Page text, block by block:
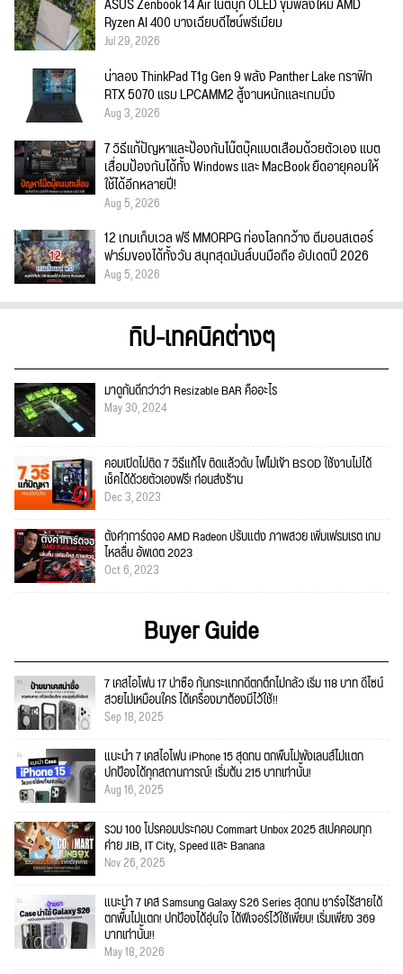
Ryzen AI 400 บางเฉียบดีไซน์พรีเมียม
Jul 29, 2026
น่าลอง ThinkPad T1g Gen 9 พลัง Panther Lake กราฟิก
RTX 5070 แรม LPCAMM2 สู้งานหนักและเกมมิ่ง
Aug 3, 2026
7 วิธีแก้ปัญหาและป้องกันโน๊ตบุ๊คแบตเสื่อมด้วยตัวเอง แบต
เสื่อมป้องกันได้ทั้ง Windows และ MacBook ยืดอายุคอมให้
ใช้ได้อีกหลายปี!
Aug 5, 2026
12 เกมเก็บเวล ฟรี MMORPG ท่องโลกกว้าง ตีมอนสเตอร์
ฟาร์มของได้ทั้งวัน สนุกสุดมันส์บนมือถือ อัปเดตปี 2026
Aug 5, 2026
ทิป-เทคนิคต่างๆ
มาดูกันดีกว่าว่า Resizable BAR คืออะไร
May 30, 2024
คอมเปิดไม่ติด 7 วิธีแก้ไข ติดแล้วดับ ไฟไม่เข้า BSOD ใช้งานไม่ได้
เช็คได้ด้วยตัวเองฟรี! ก่อนส่งร้าน
Dec 3, 2023
ตั้งค่าการ์ดจอ AMD Radeon ปรับแต่ง ภาพสวย เพิ่มเฟรมเรต เกม
ไหลลื่น อัพเดต 2023
Oct 6, 2023
Buyer Guide
7 เคสไอโฟน 17 น่าซื้อ กันกระแทกดีตกตึกไม่กลัว เริ่ม 118 บาท ดีไซน์
สวยไม่เหมือนใคร ได้เครื่องมาต้องมีไว้ใช้!!
Sep 18, 2025
แนะนำ 7 เคสไอโฟน iPhone 15 สุดทน ตกพื้นไม่พังเลนส์ไม่แตก
ปกป้องได้ทุกสถานการณ์! เริ่มต้น 215 บาทเท่านั้น!
Aug 16, 2025
รวม 100 โปรคอมประกอบ Commart Unbox 2025 สเปคคอมทุก
ค่าย JIB, IT City, Speed และ Banana
Nov 26, 2025
แนะนำ 7 เคส Samsung Galaxy S26 Series สุดทน ชาร์จไร้สายได้
ตกพื้นไม่แตก! ปกป้องได้อุ่นใจ ได้ฟีเจอร์ไว้ใช้เพียบ! เริ่มเพียง 369
บาทเท่านั้น!!
May 18, 2026